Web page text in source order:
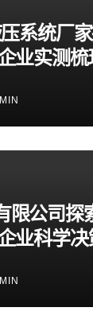
系统厂
业实测梳
限公司探
业科学决